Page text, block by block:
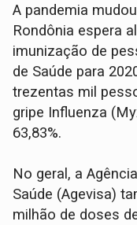
A pandemia
Rondônia espera
imunização de
de Saúde para
trezentas mil
gripe Influenza
63,83%.
No geral, a
Saúde (Agevisa)
milhão de doses